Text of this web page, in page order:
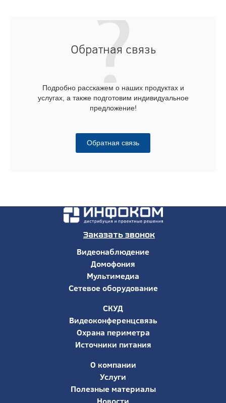
Обратная связь
Подробно расскажем о наших продуктах и
услугах, а также подготовим индивидуальное
предложение!
Обратная связь
Заказать звонок
Видеонаблюдение
Домофония
Мультимедиа
Сетевое оборудование
СКУД
Видеоконференцсвязь
Охрана периметра
Источники питания
О компании
Услуги
Полезные материалы